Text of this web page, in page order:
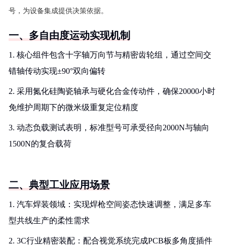
号，为设备集成提供决策依据。
一、多自由度运动实现机制
1. 核心组件包含十字轴万向节与精密齿轮组，通过空间交
错轴传动实现±90°双向偏转
2. 采用氮化硅陶瓷轴承与硬化合金传动件，确保20000小时
免维护周期下的微米级重复定位精度
3. 动态负载测试表明，标准型号可承受径向2000N与轴向
1500N的复合载荷
二、典型工业应用场景
1. 汽车焊装领域：实现焊枪空间姿态快速调整，满足多车
型共线生产的柔性需求
2. 3C行业精密装配：配合视觉系统完成PCB板多角度插件